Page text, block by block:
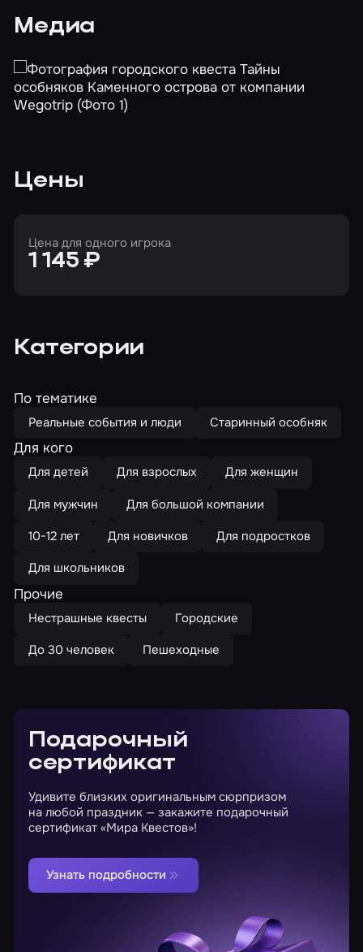
Медиа
Цены
Цена для одного игрока
1 145 ₽
Категории
По тематике
Реальные события и люди Старинный особняк
Для кого
Для детей Для взрослых
Для женщин
Для мужчин
Для большой компании
10-12 лет
Для новичков
Для подростков
Для школьников
Прочие
Нестрашные квесты
Городские
До 30 человек
Пешеходные
Подарочный
сертификат
Удивите близких оригинальным сюрпризом
на любой праздник — закажите подарочный
сертификат «Мира Квестов»!
Узнать подробности